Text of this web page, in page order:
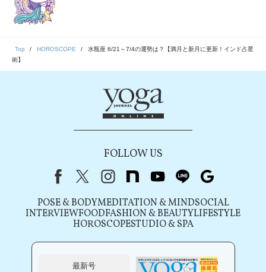
Top HOROSCOPE
水瓶座 6/21～7/4の運勢は？【満月と新月に更新！インド占星
術】
FOLLOW US
FacebookX（旧Twitter）
instagram
note youtubeline
POSE & BODYMEDITATION & MINDSOCIAL
INTERVIEWFOODFASHION & BEAUTYLIFESTYLE
HOROSCOPESTUDIO & SPA
最新号